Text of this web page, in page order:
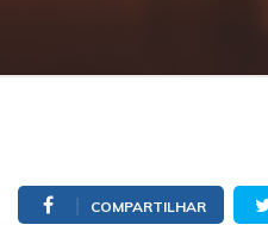
COMPARTILHAR